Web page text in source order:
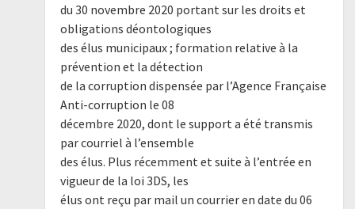
du 30 novembre 2020 portant sur les droits et
obligations déontologiques
des élus municipaux ; formation relative à la
prévention et la détection
de la corruption dispensée par l’Agence Française
Anti-corruption le 08
décembre 2020, dont le support a été transmis
par courriel à l’ensemble
des élus. Plus récemment et suite à l’entrée en
vigueur de la loi 3DS, les
élus ont reçu par mail un courrier en date du 06